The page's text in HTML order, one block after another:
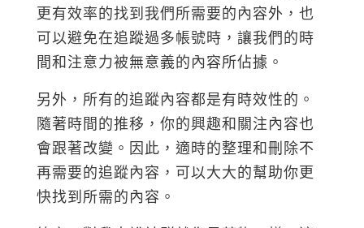
更有效率的找到我們所需要的內容外，也
可以避免在追蹤過多帳號時，讓我們的時
間和注意力被無意義的內容所佔據。
另外，所有的追蹤內容都是有時效性的。
隨著時間的推移，你的興趣和關注內容也
會跟著改變。因此，適時的整理和刪除不
再需要的追蹤內容，可以大大的幫助你更
快找到所需的內容。